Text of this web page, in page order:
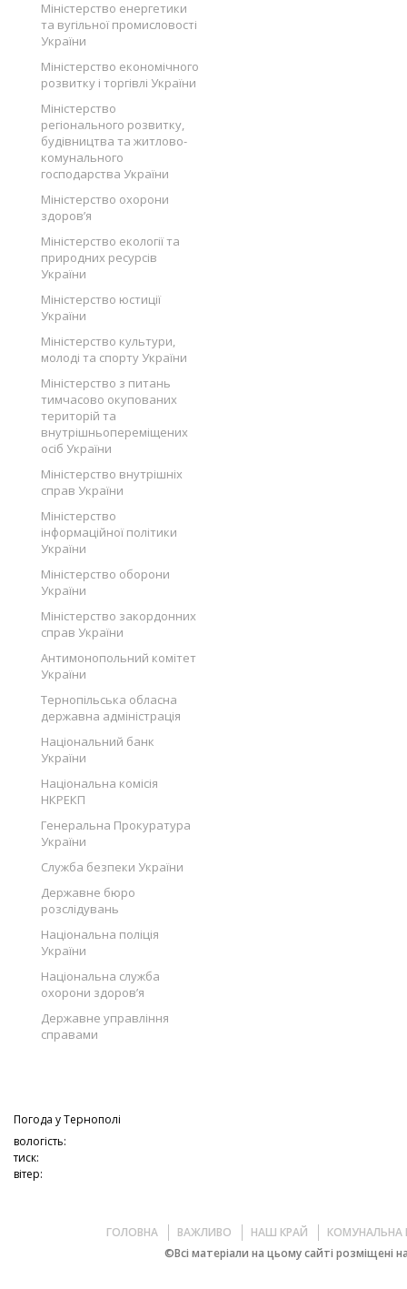
Міністерство енергетики
та вугільної промисловості
України
Міністерство економічного
розвитку і торгівлі України
Міністерство
регіонального розвитку,
будівництва та житлово-
комунального
господарства України
Міністерство охорони
здоров’я
Міністерство екології та
природних ресурсів
України
Міністерство юстиції
України
Міністерство культури,
молоді та спорту України
Міністерство з питань
тимчасово окупованих
територій та
внутрішньопереміщених
осіб України
Міністерство внутрішніх
справ України
Міністерство
інформаційної політики
України
Міністерство оборони
України
Міністерство закордонних
справ України
Антимонопольний комітет
України
Тернопільська обласна
державна адміністрація
Національний банк
України
Національна комісія
НКРЕКП
Генеральна Прокуратура
України
Служба безпеки України
Державне бюро
розслідувань
Національна поліція
України
Національна служба
охорони здоров’я
Державне управління
справами
Погода уТернополі
вологість:
тиск:
вітер:
ГОЛОВНА ВАЖЛИВО НАШ КРАЙ
КОМУНАЛЬНА
©Всі матеріали на цьому сайті розміщені